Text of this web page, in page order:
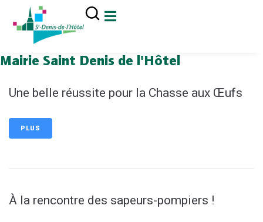
principal
Mairie Saint Denis de l'Hôtel
Une belle réussite pour la Chasse aux Œufs
PLUS
À la rencontre des sapeurs-pompiers !